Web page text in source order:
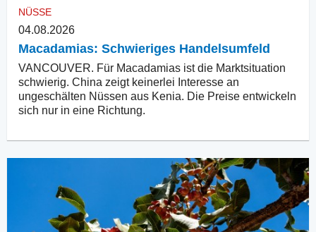
NÜSSE
04.08.2026
Macadamias: Schwieriges Handelsumfeld
VANCOUVER. Für Macadamias ist die Marktsituation
schwierig. China zeigt keinerlei Interesse an
ungeschälten Nüssen aus Kenia. Die Preise entwickeln
sich nur in eine Richtung.